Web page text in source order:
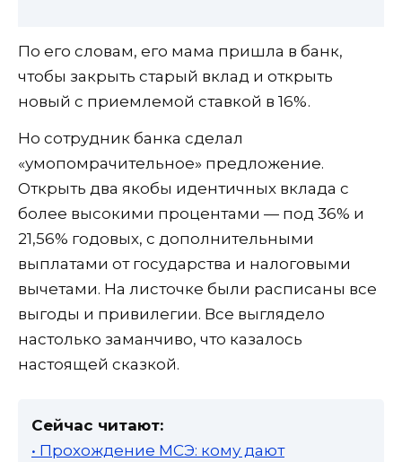
По его словам, его мама пришла в банк,
чтобы закрыть старый вклад и открыть
новый с приемлемой ставкой в 16%.
Но сотрудник банка сделал
«умопомрачительное» предложение.
Открыть два якобы идентичных вклада с
более высокими процентами — под 36% и
21,56% годовых, с дополнительными
выплатами от государства и налоговыми
вычетами. На листочке были расписаны все
выгоды и привилегии. Все выглядело
настолько заманчиво, что казалось
настоящей сказкой.
Сейчас читают:
• Прохождение МСЭ: кому дают